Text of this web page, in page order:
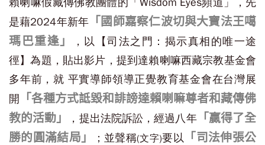
是藉2024年新年 「國師嘉察仁波切與大寶法王噶
瑪巴重逢」
，以【司法之門：揭示真相的唯一途
徑】為題，貼出影片，提到達賴喇嘛西藏宗教基金會
多年前，就 平實導師領導正覺教育基金會在台灣展
開 「各種方式詆毀和誹謗達賴喇嘛尊者和藏傳佛
教的活動」
，提出法院訴訟，經過八年「贏得了全
勝的圓滿結局」
；並聲稱(文字)要以 「司法伸張公